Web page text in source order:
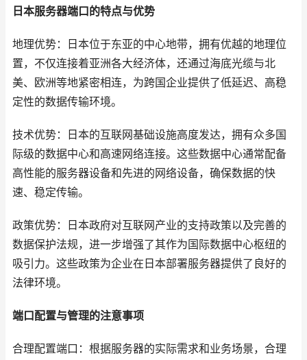
日本服务器端口的特点与优势
地理优势：日本位于东亚的中心地带，拥有优越的地理位
置，不仅连接着亚洲各大经济体，还通过海底光缆与北
美、欧洲等地紧密相连，为跨国企业提供了低延迟、高稳
定性的数据传输环境。
技术优势：日本的互联网基础设施高度发达，拥有众多国
际级的数据中心和高速网络连接。这些数据中心通常配备
高性能的服务器设备和先进的网络设备，确保数据的快
速、稳定传输。
政策优势：日本政府对互联网产业的支持政策以及完善的
数据保护法规，进一步增强了其作为国际数据中心枢纽的
吸引力。这些政策为企业在日本部署服务器提供了良好的
法律环境。
端口配置与管理的注意事项
合理配置端口：根据服务器的实际需求和业务场景，合理